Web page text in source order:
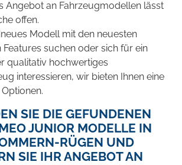
Angebot an Fahrzeugmodellen lässt
offen.
Modell mit den neuesten
suchen oder sich für ein
qualitativ hochwertiges
interessieren, wir bieten Ihnen eine
SIE DIE GEFUNDENEN
JUNIOR MODELLE IN
RÜGEN UND
SIE IHR ANGEBOT AN